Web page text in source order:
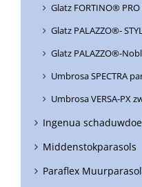
Glatz FORTINO®
Glatz PALAZZO®-
Glatz PALAZZO®-
Umbrosa SPECTRA
Umbrosa VERSA-PX
Ingenua
Middenstokparasols
Paraflex